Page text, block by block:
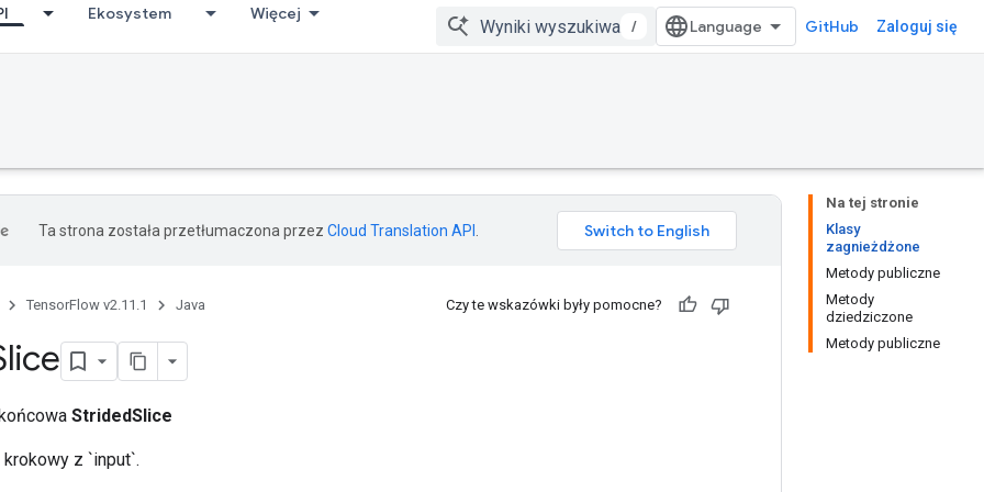
Ekosystem Więcej
/ GitHub Zaloguj się
Na tej stronie
Klasy
zagnieżdżone
Metody publiczne
Metody
dziedziczone
Metody publiczne
Ta strona została przetłumaczona przez Cloud Translation API
TensorFlow v2.11.1 Java Czy te wskazówki były pomocne?
StridedSlice
z `input`.